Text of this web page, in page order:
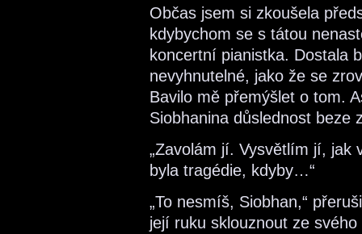
Občas jsem si zkoušela
kdybychom se s tátou
koncertní pianistka. Dostala
nevyhnutelné, jako že se
Bavilo mě přemýšlet o tom.
Siobhanina důslednost beze
„Zavolám jí. Vysvětlím jí, jak
byla tragédie, kdyby…“
„To nesmíš, Siobhan,“
její ruku sklouznout ze